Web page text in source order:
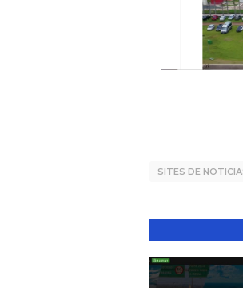
SITES DE